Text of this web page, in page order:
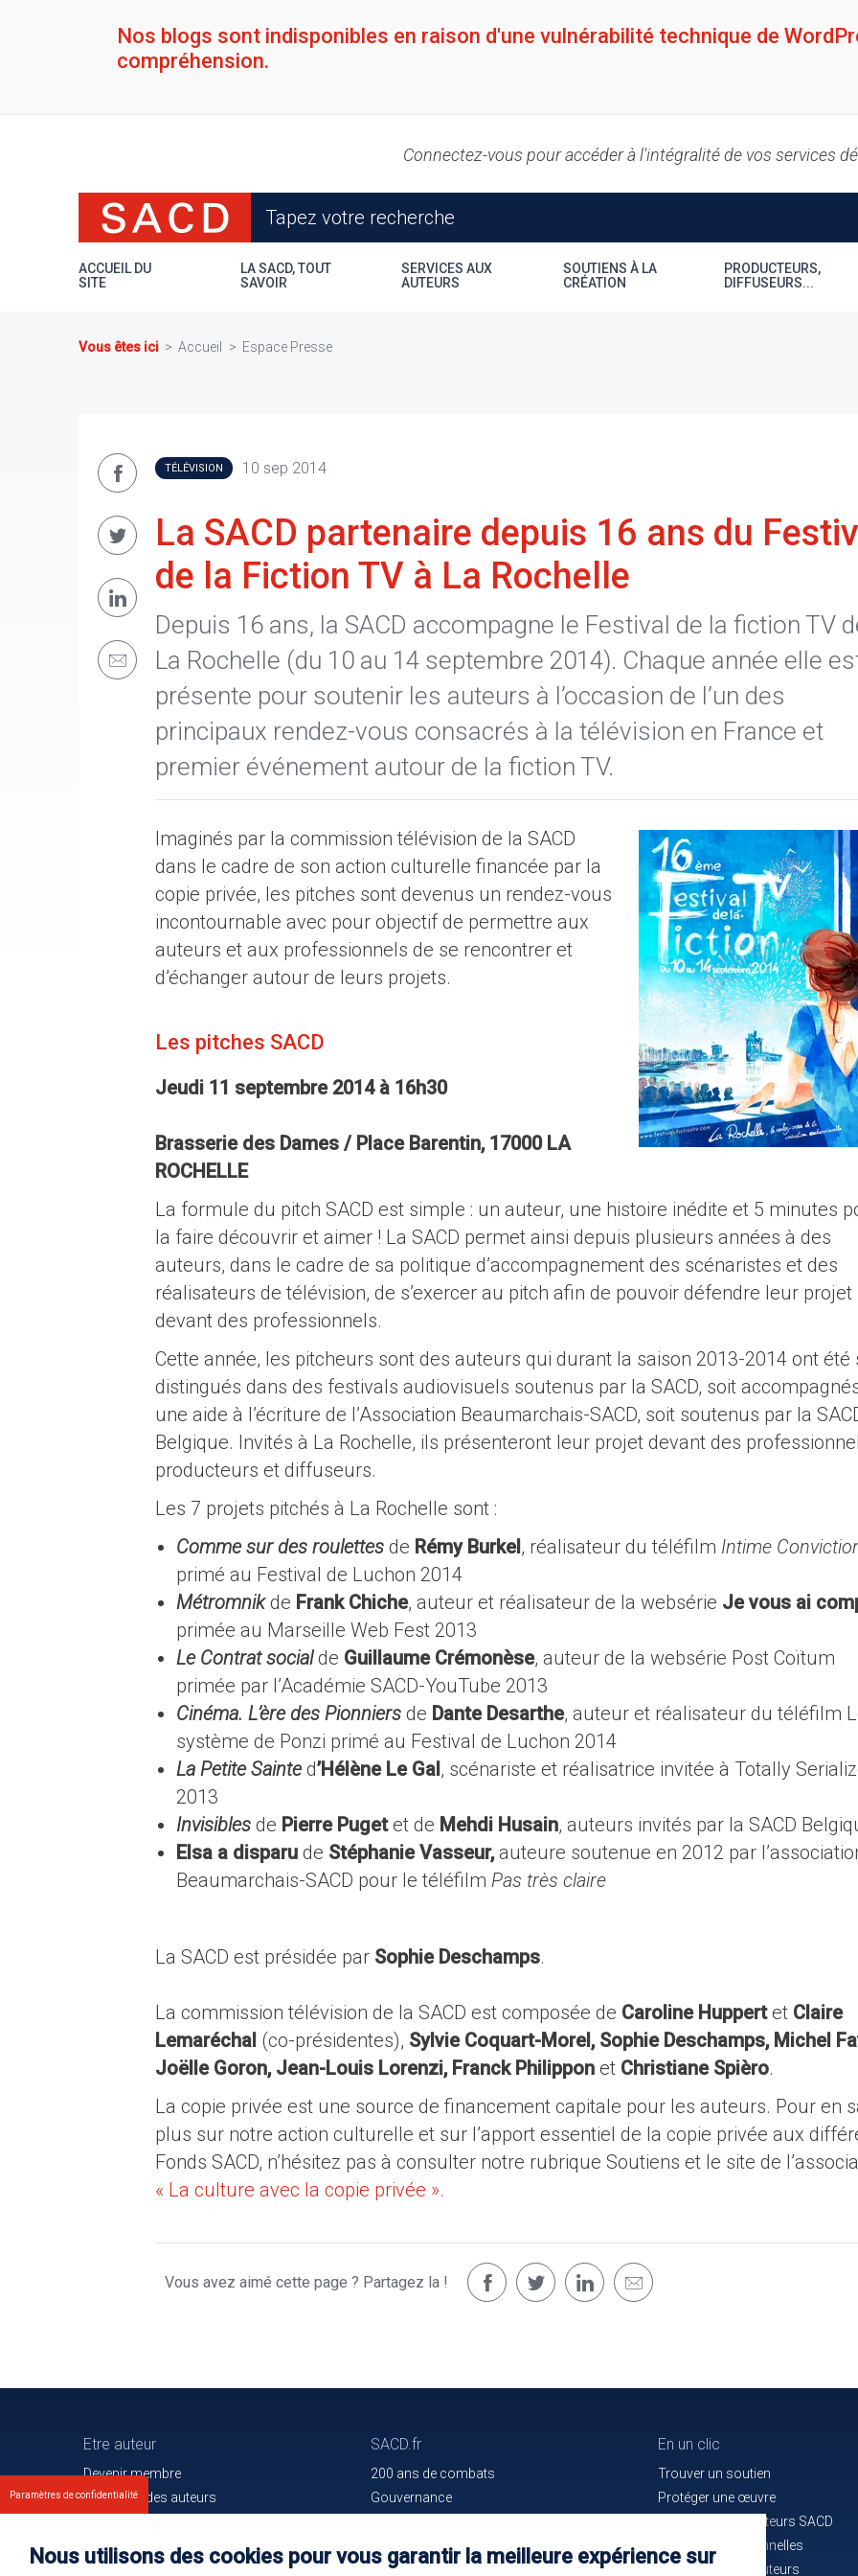
Nos blogs sont indisponibles en raison d'une vulnérabilité technique de
compréhension.
Connectez-vous pour accéder à l'intégralité de vos services
ACCUEIL DU
SITE
LA SACD, TOUT
SAVOIR
SERVICES AUX
AUTEURS
SOUTIENS À LA
CRÉATION
PRODUCTEURS,
DIFFUSEURS...
Vous êtes ici Accueil Espace Presse
TÉLÉVISION 10 sep 2014
La SACD partenaire depuis 16 ans du
de la Fiction TV à La Rochelle
Depuis 16 ans, la SACD accompagne le Festival de la fiction TV
La Rochelle (du 10 au 14 septembre 2014). Chaque année elle
présente pour soutenir les auteurs à l’occasion de l’un des
principaux rendez-vous consacrés à la télévision en France et
premier événement autour de la fiction TV.
Imaginés par la commission télévision de la SACD
dans le cadre de son action culturelle financée par la
copie privée, les pitches sont devenus un rendez-vous
incontournable avec pour objectif de permettre aux
auteurs et aux professionnels de se rencontrer et
d’échanger autour de leurs projets.
Les pitches SACD
Jeudi 11 septembre 2014 à 16h30
Brasserie des Dames / Place Barentin, 17000 LA
ROCHELLE
La formule du pitch SACD est simple : un auteur, une histoire inédite et 5 minutes
la faire découvrir et aimer ! La SACD permet ainsi depuis plusieurs années à des
auteurs, dans le cadre de sa politique d’accompagnement des scénaristes et des
réalisateurs de télévision, de s’exercer au pitch afin de pouvoir défendre leur projet
devant des professionnels.
Cette année, les pitcheurs sont des auteurs qui durant la saison 2013-2014 ont été
distingués dans des festivals audiovisuels soutenus par la SACD, soit
une aide à l’écriture de l’Association Beaumarchais-SACD, soit soutenus par la
Belgique. Invités à La Rochelle, ils présenteront leur projet devant des
producteurs et diffuseurs.
Les 7 projets pitchés à La Rochelle sont :
Comme sur des roulettes de Rémy Burkel, réalisateur du téléfilm Intime
primé au Festival de Luchon 2014
Métromnikde Frank Chiche, auteur et réalisateur de la websérie Je vous ai
primée au Marseille Web Fest 2013
Le Contrat socialde Guillaume Crémonèse, auteur de la websérie Post Coïtum
primée par l’Académie SACD-YouTube 2013
Cinéma. L’ère des Pionniers de Dante Desarthe, auteur et réalisateur du téléfilm
système de Ponzi primé au Festival de Luchon 2014
La Petite Sainte d’Hélène Le Gal, scénariste et réalisatrice invitée à Totally
2013
Invisibles de Pierre Pugetet de Mehdi Husain, auteurs invités par la SACD
Elsa a disparu de Stéphanie Vasseur,auteure soutenue en 2012 par
Beaumarchais-SACD pour le téléfilm Pas très claire
La SACD est présidée par Sophie Deschamps.
La commission télévision de la SACD est composée de Caroline Huppertet Claire
Lemaréchal (co-présidentes), Sylvie Coquart-Morel, Sophie Deschamps, Michel
Joëlle Goron, Jean-Louis Lorenzi, Franck Philippon et Christiane Spièro.
La copie privée est une source de financement capitale pour les auteurs. Pour en
plus sur notre action culturelle et sur l’apport essentiel de la copie privée aux
Fonds SACD, n’hésitez pas à consulter notre rubrique Soutiens et le site de
« La culture avec la copie privée ».
Vous avez aimé cette page ? Partagez la !
Etre auteur
Devenir membre
Les droits des auteurs
Nos membres
SACD.fr
200 ans de combats
Gouvernance
Communiqués de presse
Oeuvres en cours d'identification
En un clic
Trouver un soutien
Protéger une œuvre
La maison des auteurs SACD
Alertes professionnelles
La mutuelle des auteurs
Paramètres de confidentialité
Nous utilisons des cookies pour vous garantir la meilleure expérience sur